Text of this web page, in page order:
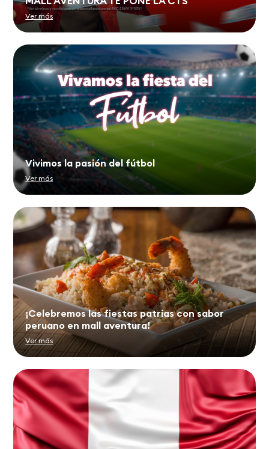
Ver más
Vivimos la pasión del fútbol
Ver más
¡Celebremos las fiestas patrias con sabor
peruano en mall aventura!
Ver más